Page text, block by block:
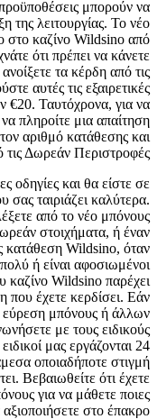
μπορούν να
της λειτουργίας. Το νέο
στο καζίνο Wildsino από
ότι πρέπει να κάνετε
τα κέρδη από τις
αυτές τις εξαιρετικές
€20. Ταυτόχρονα, για να
πληροίτε μια απαίτηση
αριθμό κατάθεσης και
Δωρεάν Περιστροφές.
οδηγίες και θα είστε σε
σας ταιριάζει καλύτερα.
από το νέο μπόνους
στοιχήματα, ή έναν
κατάθεση Wildsino, όταν
ή είναι αφοσιωμένοι
καζίνο Wildsino παρέχει
που έχετε κερδίσει. Εάν
εύρεση μπόνους ή άλλων
με τους ειδικούς
μας εργάζονται 24
οποιαδήποτε στιγμή
Βεβαιωθείτε ότι έχετε
για να μάθετε ποιες
στο έπακρο.